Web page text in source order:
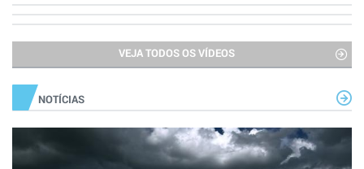
VEJA TODOS OS VÍDEOS
NOTÍCIAS